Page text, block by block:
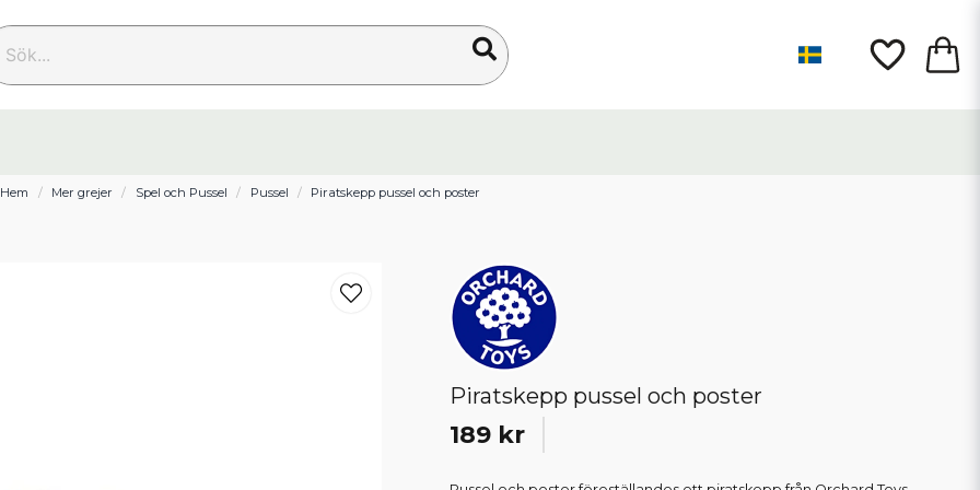
Hem Mer grejer Spel och Pussel Pussel Piratskepp pussel och poster
Piratskepp pussel och poster
189 kr